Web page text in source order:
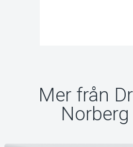
Mer från
Norberg